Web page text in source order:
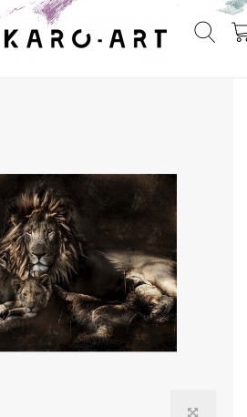
met zijn welpen, 80x120cm, prachtig
inclusief ophang materiaal